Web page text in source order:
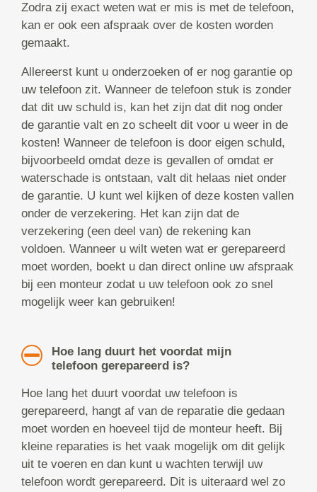
Zodra zij exact weten wat er mis is met de telefoon,
kan er ook een afspraak over de kosten worden
gemaakt.
Allereerst kunt u onderzoeken of er nog garantie op
uw telefoon zit. Wanneer de telefoon stuk is zonder
dat dit uw schuld is, kan het zijn dat dit nog onder
de garantie valt en zo scheelt dit voor u weer in de
kosten! Wanneer de telefoon is door eigen schuld,
bijvoorbeeld omdat deze is gevallen of omdat er
waterschade is ontstaan, valt dit helaas niet onder
de garantie. U kunt wel kijken of deze kosten vallen
onder de verzekering. Het kan zijn dat de
verzekering (een deel van) de rekening kan
voldoen. Wanneer u wilt weten wat er gerepareerd
moet worden, boekt u dan direct online uw afspraak
bij een monteur zodat u uw telefoon ook zo snel
mogelijk weer kan gebruiken!
Hoe lang duurt het voordat mijn
telefoon gerepareerd is?
Hoe lang het duurt voordat uw telefoon is
gerepareerd, hangt af van de reparatie die gedaan
moet worden en hoeveel tijd de monteur heeft. Bij
kleine reparaties is het vaak mogelijk om dit gelijk
uit te voeren en dan kunt u wachten terwijl uw
telefoon wordt gerepareerd. Dit is uiteraard wel zo